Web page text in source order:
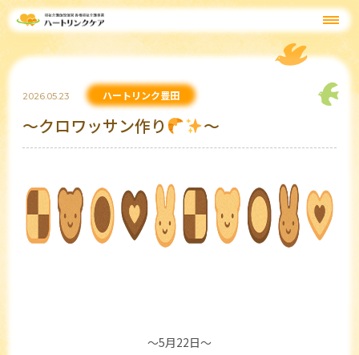
2026.05.23 ハートリンク豊田
～クロワッサン作り ～
～5月22日～